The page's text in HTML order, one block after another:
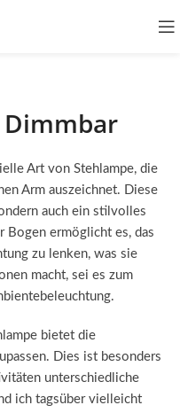
Art von Stehlampe, die
Arm auszeichnet. Diese
auch ein stilvolles
Bogen ermöglicht es, das
zu lenken, was sie
macht, sei es zum
bietet die
Dies ist besonders
unterschiedliche
ich tagsüber vielleicht